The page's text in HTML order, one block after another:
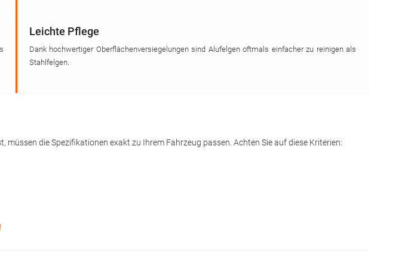
Leichte Pflege
Dank hochwertiger Oberflächenversiegelungen sind Alufelgen oftmals einfacher zu reinigen als
Stahlfelgen.
die Spezifikationen exakt zu Ihrem Fahrzeug passen. Achten Sie auf diese Kriterien: